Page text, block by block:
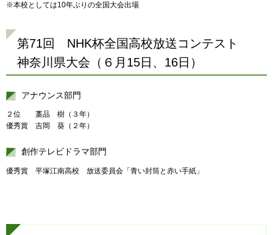
※本校としては10年ぶりの全国大会出場
第71回 NHK杯全国高校放送コンテスト
神奈川県大会（６月15日、16日）
アナウンス部門
２位 藁品 樹（３年）
優秀賞 吉岡 葵（２年）
創作テレビドラマ部門
優秀賞 平塚江南高校 放送委員会「青い封筒と赤い手紙」